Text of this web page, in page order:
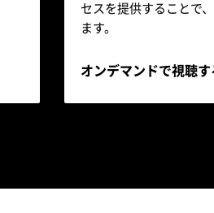
セスを提供することで
ます。
オンデマンドで視聴す